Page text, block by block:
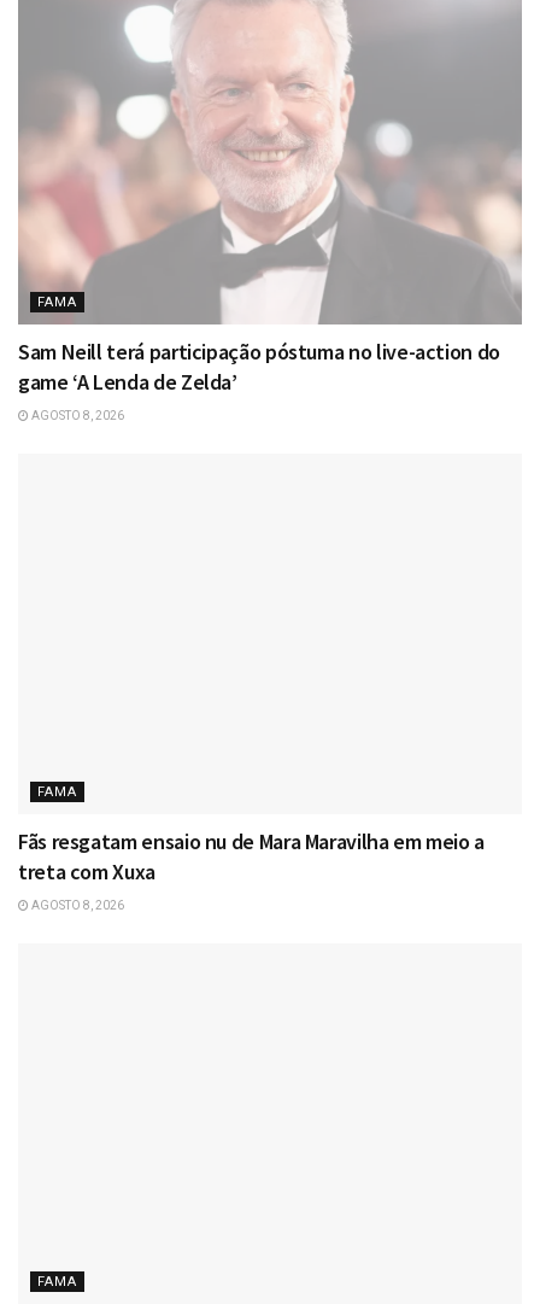
FAMA
Sam Neill terá participação póstuma no live-action do
game ‘A Lenda de Zelda’
AGOSTO 8, 2026
FAMA
Fãs resgatam ensaio nu de Mara Maravilha em meio a
treta com Xuxa
AGOSTO 8, 2026
FAMA